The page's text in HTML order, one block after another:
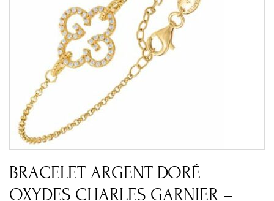
BRACELET ARGENT DORÉ
OXYDES CHARLES GARNIER –